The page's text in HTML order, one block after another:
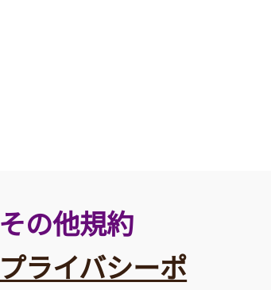
その他規約
プライバシーポ